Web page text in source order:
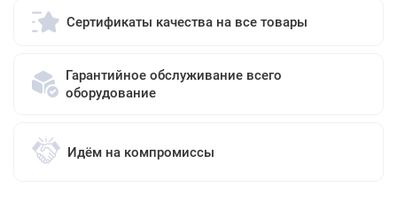
Сертификаты качества на все товары
Гарантийное обслуживание всего
оборудование
Идём на компромиссы